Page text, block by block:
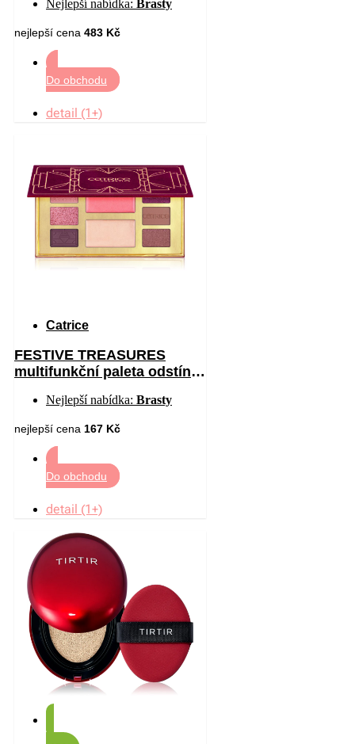
Nejlepší nabídka: Brasty
nejlepší cena 483 Kč
Do obchodu
detail (1+)
Catrice
FESTIVE TREASURES
multifunkční paleta odstín
Nejlepší nabídka: Brasty
nejlepší cena 167 Kč
Do obchodu
detail (1+)